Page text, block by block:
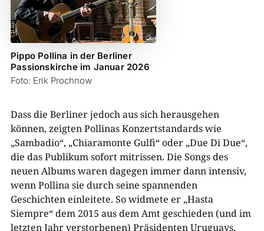
Pippo Pollina in der Berliner
Passionskirche im Januar 2026
Foto: Erik Prochnow
Dass die Berliner jedoch aus sich herausgehen
können, zeigten Pollinas Konzertstandards wie
„Sambadio“, „Chiaramonte Gulfi“ oder „Due Di Due“,
die das Publikum sofort mitrissen. Die Songs des
neuen Albums waren dagegen immer dann intensiv,
wenn Pollina sie durch seine spannenden
Geschichten einleitete. So widmete er „Hasta
Siempre“ dem 2015 aus dem Amt geschieden (und im
letzten Jahr verstorbenen) Präsidenten Uruguays,